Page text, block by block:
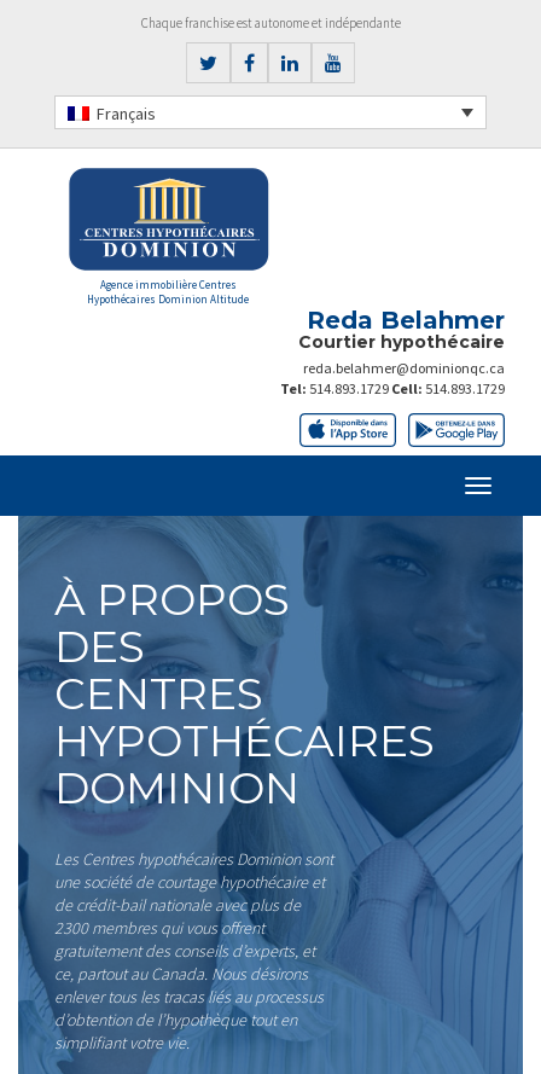
Chaque franchise est autonome et indépendante
Français
Agence immobilière Centres
Hypothécaires Dominion Altitude
Reda Belahmer
Courtier hypothécaire
reda.belahmer@dominionqc.ca
Tel: 514.893.1729 Cell: 514.893.1729
À PROPOS
DES
CENTRES
HYPOTHÉCAIRES
DOMINION
Les Centres hypothécaires Dominion sont
une société de courtage hypothécaire et
de crédit-bail nationale avec plus de
2300 membres qui vous offrent
gratuitement des conseils d’experts, et
ce, partout au Canada. Nous désirons
enlever tous les tracas liés au processus
d’obtention de l’hypothèque tout en
simplifiant votre vie.